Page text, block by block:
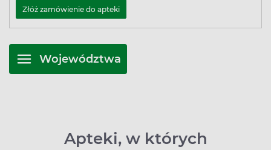
Złóż zamówienie do apteki
Województwa
Apteki, w których